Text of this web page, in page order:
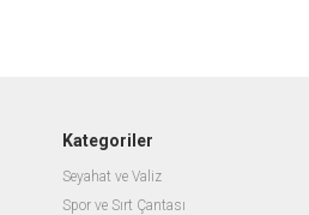
Kategoriler
Seyahat ve Valiz
Spor ve Sırt Çantası